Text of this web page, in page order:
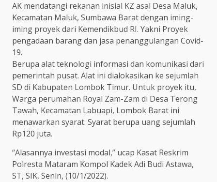
AK mendatangi rekanan inisial KZ asal Desa Maluk,
Kecamatan Maluk, Sumbawa Barat dengan iming-
iming proyek dari Kemendikbud RI. Yakni Proyek
pengadaan barang dan jasa penanggulangan Covid-
19.
Berupa alat teknologi informasi dan komunikasi dari
pemerintah pusat. Alat ini dialokasikan ke sejumlah
SD di Kabupaten Lombok Timur. Untuk proyek itu,
Warga perumahan Royal Zam-Zam di Desa Terong
Tawah, Kecamatan Labuapi, Lombok Barat ini
menawarkan syarat. Syarat berupa uang sejumlah
Rp120 juta.
“Alasannya investasi modal,” ucap Kasat Reskrim
Polresta Mataram Kompol Kadek Adi Budi Astawa,
ST, SIK, Senin, (10/1/2022).